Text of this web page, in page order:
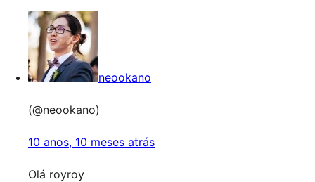
neookano
(@neookano)
10 anos, 10 meses atrás
Olá royroy